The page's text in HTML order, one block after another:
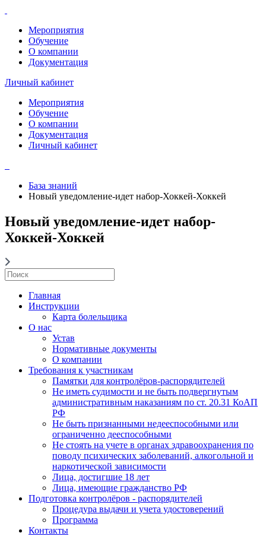
Мероприятия
Обучение
О компании
Документация
Личный кабинет
Мероприятия
Обучение
О компании
Документация
Личный кабинет
База знаний
Новый уведомление-идет набор-Хоккей-Хоккей
Новый уведомление-идет набор-
Хоккей-Хоккей
Главная
Инструкции
Карта болельщика
О нас
Устав
Нормативные документы
О компании
Требования к участникам
Памятки для контролёров-распорядителей
Не иметь судимости и не быть подвергнутым
административным наказаниям по ст. 20.31 КоАП
РФ
Не быть признанными недееспособными или
ограниченно дееспособными
Не стоять на учете в органах здравоохранения по
поводу психических заболеваний, алкогольной и
наркотической зависимости
Лица, достигшие 18 лет
Лица, имеющие гражданство РФ
Подготовка контролёров - распорядителей
Процедура выдачи и учета удостоверений
Программа
Контакты